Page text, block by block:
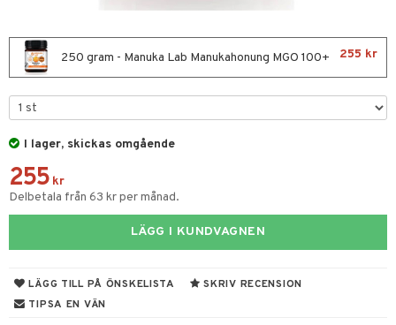
250 gram - Manuka Lab Manukahonung MGO 100+ 255 kr
I lager, skickas omgående
255 kr
Delbetala från 63 kr per månad.
LÄGG I KUNDVAGNEN
LÄGG TILL PÅ ÖNSKELISTA
SKRIV RECENSION
TIPSA EN VÄN
& hals
& nötter